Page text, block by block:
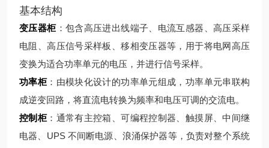
基本结构
变压器柜：包含高压进出线端子、电流互感器、高压采样
电阻、高压信号采样板、移相变压器等，用于将电网高压
变换为适合功率单元的电压，并进行信号采样。
功率柜：由模块化设计的功率单元组成，功率单元串联构
成逆变回路，将直流电转换为频率和电压可调的交流电。
控制柜：通常有主控箱、可编程控制器、触摸屏、中间继
电器、UPS 不间断电源、浪涌保护器等，负责对整个系统